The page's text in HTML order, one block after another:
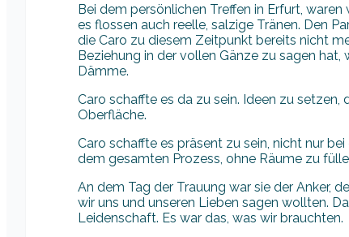
Bei dem persönlichen Treffen in Erfurt,
es flossen auch reelle, salzige Tränen. Den
die Caro zu diesem Zeitpunkt bereits nicht
Beziehung in der vollen Gänze zu sagen
Dämme.
Caro schaffte es da zu sein. Ideen zu setzen,
Oberfläche.
Caro schaffte es präsent zu sein, nicht nur
dem gesamten Prozess, ohne Räume zu
An dem Tag der Trauung war sie der Anker,
wir uns und unseren Lieben sagen wollten.
Leidenschaft. Es war das, was wir brauchten.